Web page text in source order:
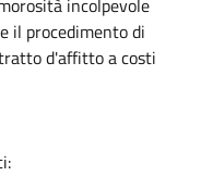
il procedimento di
d'affitto a costi